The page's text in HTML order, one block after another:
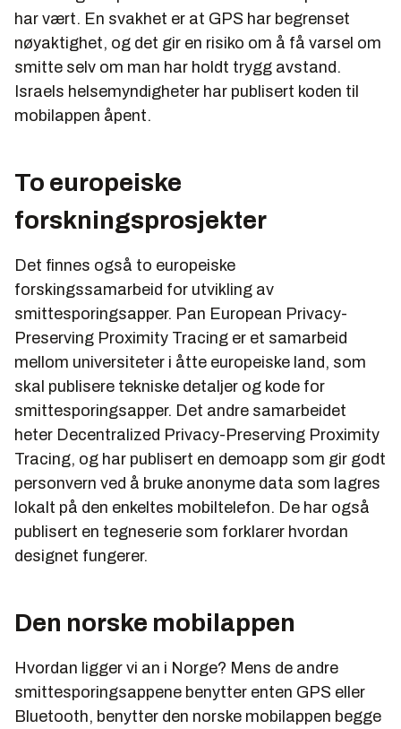
har vært. En svakhet er at GPS har begrenset
nøyaktighet, og det gir en risiko om å få varsel om
smitte selv om man har holdt trygg avstand.
Israels helsemyndigheter har publisert koden til
mobilappen åpent.
To europeiske
forskningsprosjekter
Det finnes også to europeiske
forskingssamarbeid for utvikling av
smittesporingsapper. Pan European Privacy-
Preserving Proximity Tracing er et samarbeid
mellom universiteter i åtte europeiske land, som
skal publisere tekniske detaljer og kode for
smittesporingsapper. Det andre samarbeidet
heter Decentralized Privacy-Preserving Proximity
Tracing, og har publisert en demoapp som gir godt
personvern ved å bruke anonyme data som lagres
lokalt på den enkeltes mobiltelefon. De har også
publisert en tegneserie som forklarer hvordan
designet fungerer.
Den norske mobilappen
Hvordan ligger vi an i Norge? Mens de andre
smittesporingsappene benytter enten GPS eller
Bluetooth, benytter den norske mobilappen begge